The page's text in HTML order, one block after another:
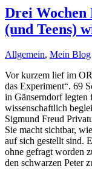
Drei Wochen
(und Teens)
Allgemein, Mein Blog
Vor kurzem lief im
das Experiment“. 69
in Gänserndorf legten
wissenschaftlich
Sigmund Freud
Sie macht sichtbar,
auf sich gestellt sind.
ohne gefragt worden
den schwarzen Peter